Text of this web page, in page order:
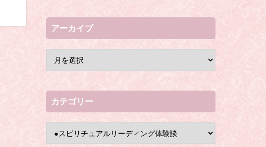
アーカイブ
カテゴリー